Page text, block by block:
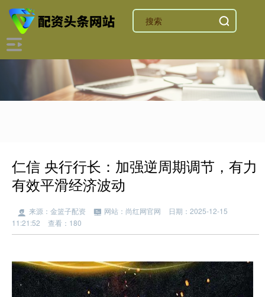
仁信 央行行长：加强逆周期调节，有力
有效平滑经济波动
来源：金篮子配资 网站：尚红网官网
日期：2025-12-15
11:21:52
查看：180